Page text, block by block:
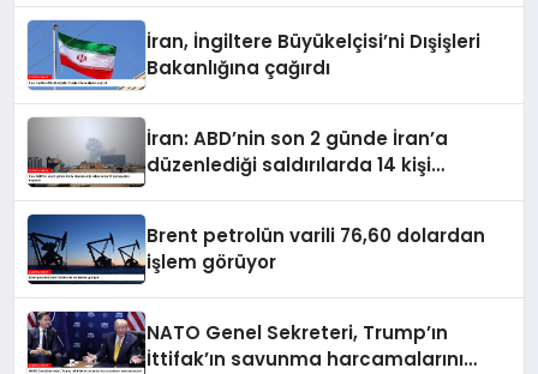
İran, İngiltere Büyükelçisi’ni Dışişleri
Bakanlığına çağırdı
İran: ABD’nin son 2 günde İran’a
düzenlediği saldırılarda 14 kişi
Brent petrolün varili 76,60 dolardan
işlem görüyor
NATO Genel Sekreteri, Trump’ın
İttifak’ın savunma harcamalarını